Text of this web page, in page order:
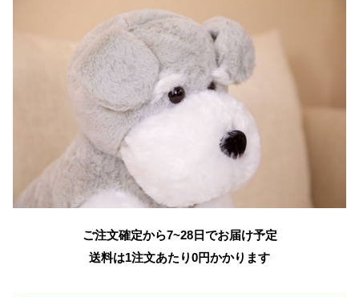
ご注文確定から7~28日でお届け予定
送料は1注文あたり0円かかります